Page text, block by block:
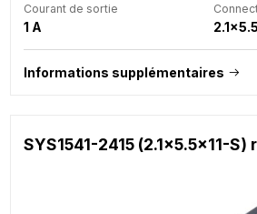
Courant de sortie
1 A 2.1x5.5
Informations supplémentaires
SYS1541-2415 (2.1x5.5x11-S)